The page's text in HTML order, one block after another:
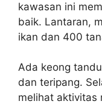
kawasan ini
baik. Lantaran,
ikan dan 400
Ada keong
dan teripang.
melihat aktivitas